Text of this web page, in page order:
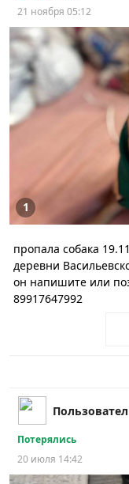
21 ноября 05:12
1
пропала собака
деревни
он напишите или
89917647992
Потерялись
20 июля 14:42